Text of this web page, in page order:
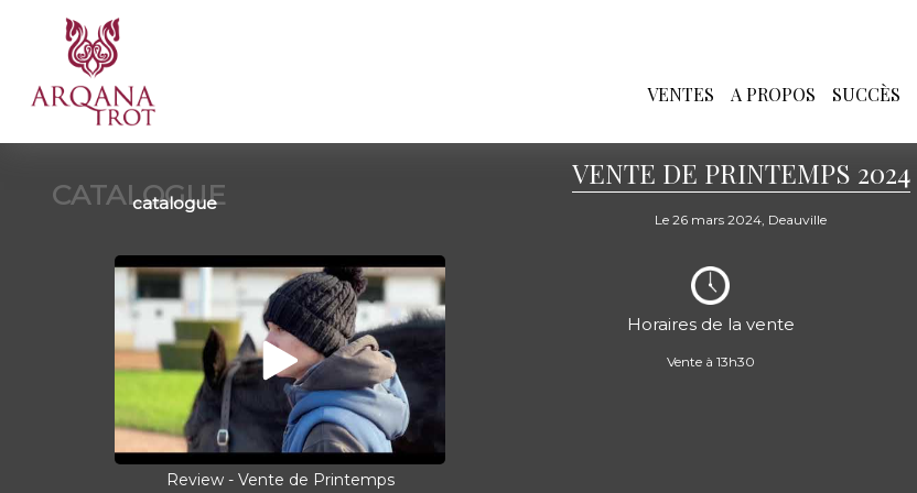
VENTES A PROPOS SUCCÈS
CATALOGUE
catalogue
VENTE DE PRINTEMPS 2024
Le 26 mars 2024, Deauville
Review - Vente de Printemps
Horaires de la vente
Vente à 13h30